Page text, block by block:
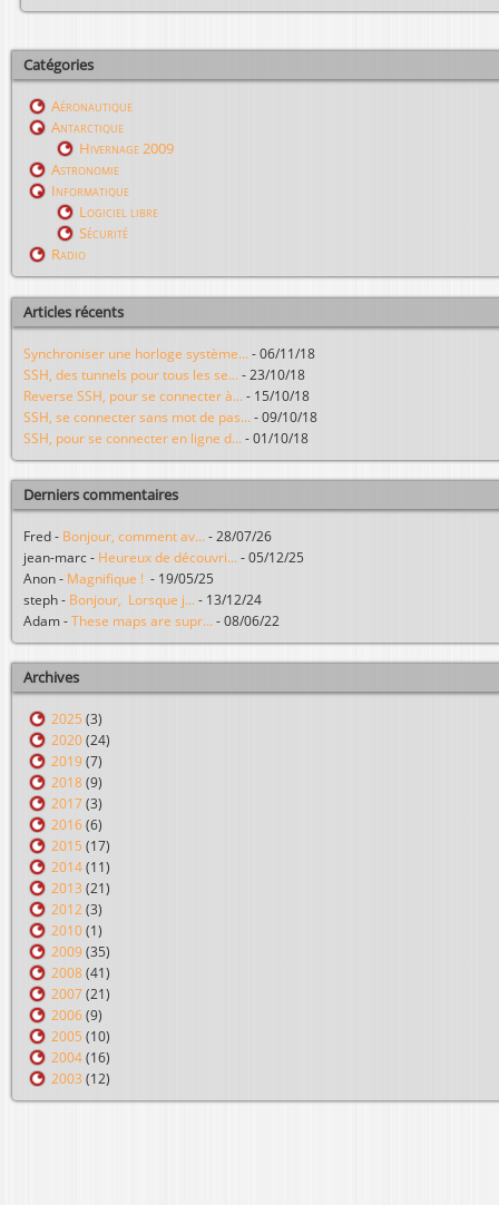
Catégories
Aéronautique
Antarctique
Hivernage 2009
Astronomie
Informatique
Logiciel libre
Sécurité
Radio
Articles récents
Synchroniser une horloge système... - 06/11/18
SSH, des tunnels pour tous les se... - 23/10/18
Reverse SSH, pour se connecter à... - 15/10/18
SSH, se connecter sans mot de pas... - 09/10/18
SSH, pour se connecter en ligne d... - 01/10/18
Derniers commentaires
Fred - Bonjour, comment av... - 28/07/26
jean-marc - Heureux de découvri... - 05/12/25
Anon - Magnifique ! - 19/05/25
steph - Bonjour, Lorsque j... - 13/12/24
Adam - These maps are supr... - 08/06/22
Archives
2025 (3)
2020 (24)
2019 (7)
2018 (9)
2017 (3)
2016 (6)
2015 (17)
2014 (11)
2013 (21)
2012 (3)
2010 (1)
2009 (35)
2008 (41)
2007 (21)
2006 (9)
2005 (10)
2004 (16)
2003 (12)